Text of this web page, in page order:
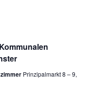
Prinzipalmarkt 8 – 9,